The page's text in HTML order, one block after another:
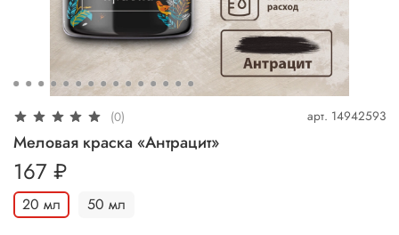
(0) арт. 14942593
Меловая краска «Антрацит»
167 ₽
20 мл 50 мл